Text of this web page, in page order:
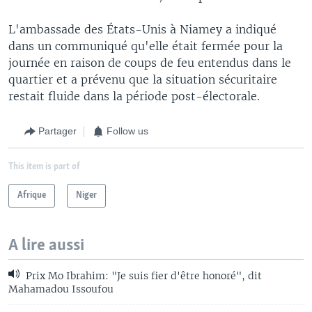
L'ambassade des États-Unis à Niamey a indiqué
dans un communiqué qu'elle était fermée pour la
journée en raison de coups de feu entendus dans le
quartier et a prévenu que la situation sécuritaire
restait fluide dans la période post-électorale.
Partager Follow us
This item is part of
Afrique Niger
A lire aussi
Prix Mo Ibrahim: "Je suis fier d'être honoré", dit
Mahamadou Issoufou